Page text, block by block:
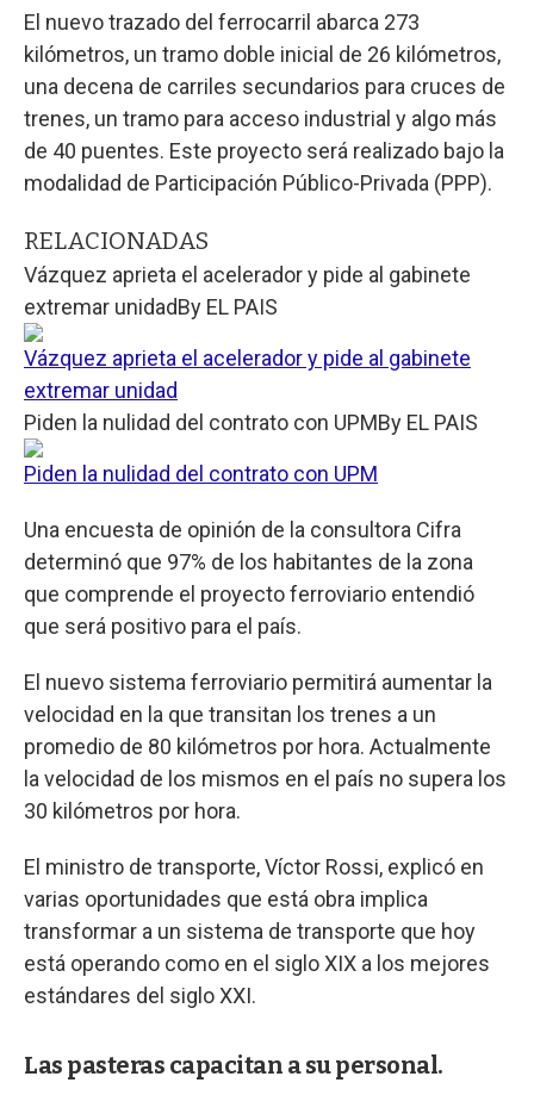
El nuevo trazado del ferrocarril abarca 273
kilómetros, un tramo doble inicial de 26 kilómetros,
una decena de carriles secundarios para cruces de
trenes, un tramo para acceso industrial y algo más
de 40 puentes. Este proyecto será realizado bajo la
modalidad de Participación Público-Privada (PPP).
RELACIONADAS
Vázquez aprieta el acelerador y pide al gabinete
extremar unidadBy EL PAIS
Vázquez aprieta el acelerador y pide al gabinete
extremar unidad
Piden la nulidad del contrato con UPMBy EL PAIS
Piden la nulidad del contrato con UPM
Una encuesta de opinión de la consultora Cifra
determinó que 97% de los habitantes de la zona
que comprende el proyecto ferroviario entendió
que será positivo para el país.
El nuevo sistema ferroviario permitirá aumentar la
velocidad en la que transitan los trenes a un
promedio de 80 kilómetros por hora. Actualmente
la velocidad de los mismos en el país no supera los
30 kilómetros por hora.
El ministro de transporte, Víctor Rossi, explicó en
varias oportunidades que está obra implica
transformar a un sistema de transporte que hoy
está operando como en el siglo XIX a los mejores
estándares del siglo XXI.
Las pasteras capacitan a su personal.